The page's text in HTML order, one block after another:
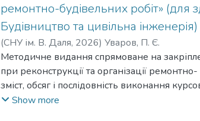
ремонтно-будівельних робіт» (для
Будівництво та цивільна інженерія)
(СНУ ім. В. Даля, 2026) Уваров, П. Є.
Методичне видання спрямоване на
при реконструкції та організації
зміст, обсяг і послідовність виконання
будівельних робіт». Викладено методику
Show more